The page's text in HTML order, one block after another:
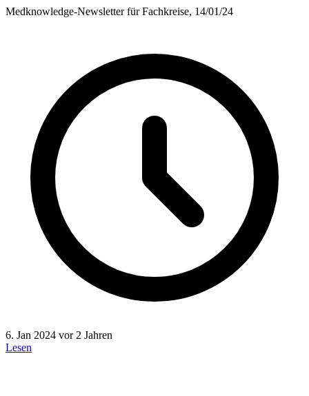
Medknowledge-Newsletter für Fachkreise, 14/01/24
6. Jan 2024 vor 2 Jahren
Lesen